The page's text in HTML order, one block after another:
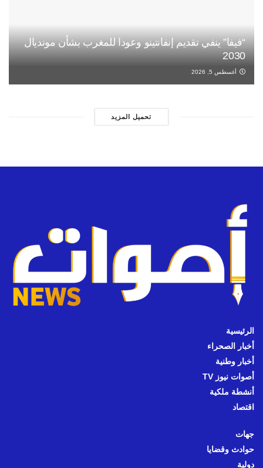
“فيفا” ينفي تقديم إنفانتينو وعودا للمغرب بشأن مونديال
2030
أغسطس 5, 2026
تحميل المزيد
الرئيسية
أخبار الصحراء
أخبار وطنية
أصوات نيوز TV
أنشطة ملكية
اقتصاد
جهات
حوادث وقضايا
دولية